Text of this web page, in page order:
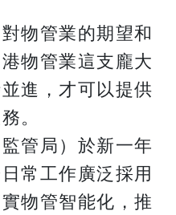
物管業的期望和
物管業這支龐大
進，才可以提供
。
管局）於新一年
常工作廣泛採用
物管智能化，推